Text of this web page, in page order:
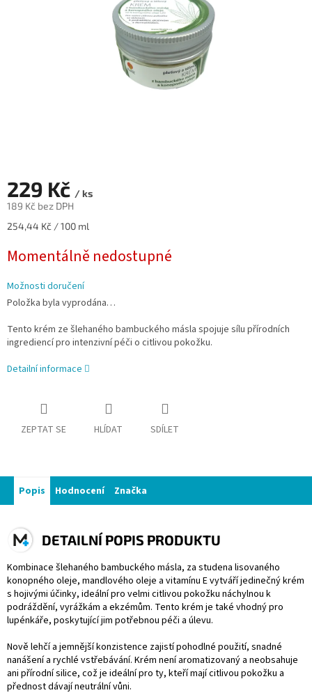
229 Kč / ks
189 Kč bez DPH
Měrná
254,44 Kč / 100 ml
Momentálně nedostupné
Možnosti doručení
Položka byla vyprodána…
Tento krém ze šlehaného bambuckého másla spojuje sílu přírodních
ingrediencí pro intenzivní péči o citlivou pokožku.
Detailní informace
ZEPTAT SE HLÍDAT SDÍLET
Popis Hodnocení Značka
DETAILNÍ POPIS PRODUKTU
Kombinace šlehaného bambuckého másla, za studena lisovaného
konopného oleje, mandlového oleje a vitamínu E vytváří jedinečný krém
s hojivými účinky, ideální pro velmi citlivou pokožku náchylnou k
podráždění, vyrážkám a ekzémům. Tento krém je také vhodný pro
lupénkáře, poskytující jim potřebnou péči a úlevu.
Nově lehčí a jemnější konzistence zajistí pohodlné použití, snadné
nanášení a rychlé vstřebávání. Krém není aromatizovaný a neobsahuje
ani přírodní silice, což je ideální pro ty, kteří mají citlivou pokožku a
přednost dávají neutrální vůni.